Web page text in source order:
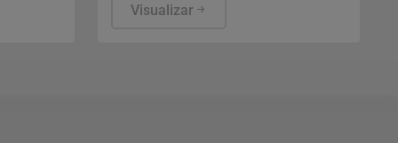
números da Sociedade Brasileira de
Visualizar